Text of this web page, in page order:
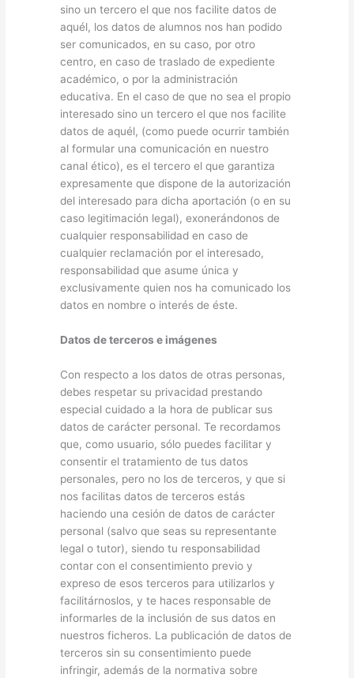
sino un tercero el que nos facilite datos de
aquél, los datos de alumnos nos han podido
ser comunicados, en su caso, por otro
centro, en caso de traslado de expediente
académico, o por la administración
educativa. En el caso de que no sea el propio
interesado sino un tercero el que nos facilite
datos de aquél, (como puede ocurrir también
al formular una comunicación en nuestro
canal ético), es el tercero el que garantiza
expresamente que dispone de la autorización
del interesado para dicha aportación (o en su
caso legitimación legal), exonerándonos de
cualquier responsabilidad en caso de
cualquier reclamación por el interesado,
responsabilidad que asume única y
exclusivamente quien nos ha comunicado los
datos en nombre o interés de éste.
Datos de terceros e imágenes
Con respecto a los datos de otras personas,
debes respetar su privacidad prestando
especial cuidado a la hora de publicar sus
datos de carácter personal. Te recordamos
que, como usuario, sólo puedes facilitar y
consentir el tratamiento de tus datos
personales, pero no los de terceros, y que si
nos facilitas datos de terceros estás
haciendo una cesión de datos de carácter
personal (salvo que seas su representante
legal o tutor), siendo tu responsabilidad
contar con el consentimiento previo y
expreso de esos terceros para utilizarlos y
facilitárnoslos, y te haces responsable de
informarles de la inclusión de sus datos en
nuestros ficheros. La publicación de datos de
terceros sin su consentimiento puede
infringir, además de la normativa sobre